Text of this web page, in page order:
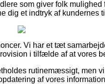
som giver folk mulighed
dig et indtryk af kundernes
Vi har et tæt
i tilfælde af at vores
rutinemæssigt, men
af vores